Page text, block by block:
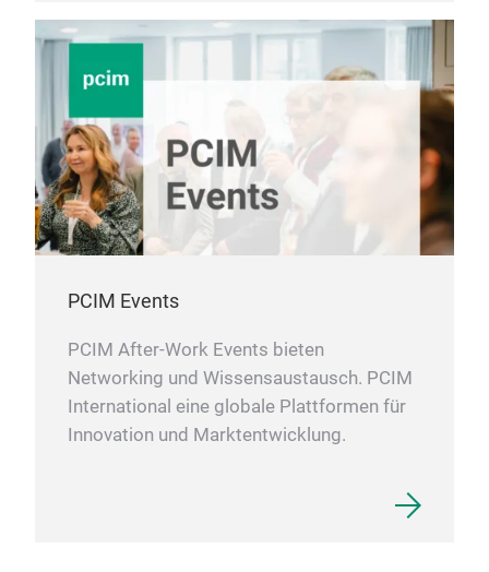
PCIM Events
PCIM After-Work Events bieten
Networking und Wissensaustausch. PCIM
International eine globale Plattformen für
Innovation und Marktentwicklung.